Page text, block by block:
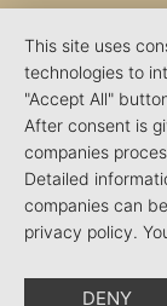
This site uses
technologies to
"Accept All"
After consent is
companies
Detailed
companies can
privacy policy.
DENY